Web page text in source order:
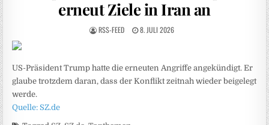
erneut Ziele in Iran an
RSS-FEED 8. JULI 2026
US-Präsident Trump hatte die erneuten Angriffe angekündigt. Er
glaube trotzdem daran, dass der Konflikt zeitnah wieder beigelegt
werde.
Quelle: SZ.de